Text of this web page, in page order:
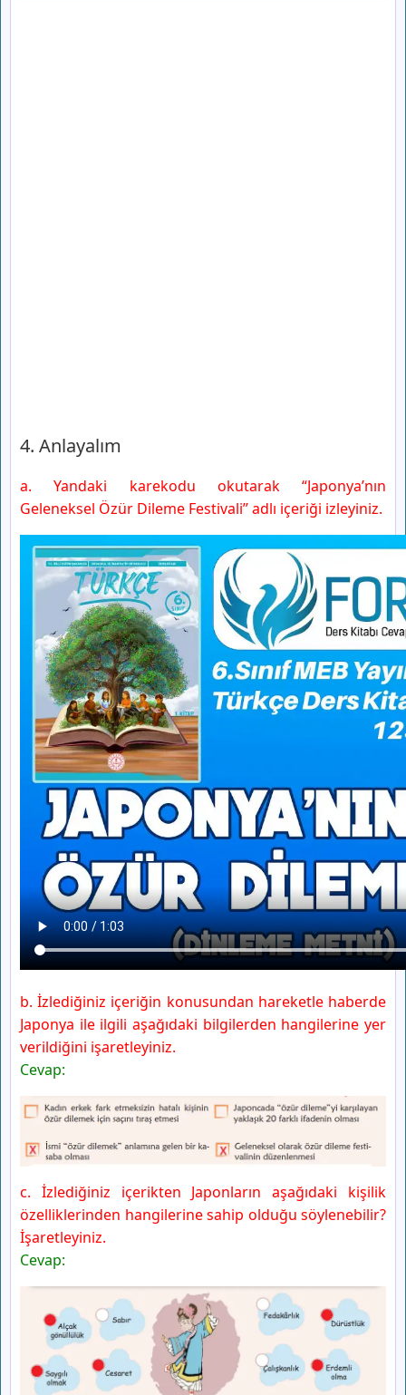
4. Anlayalım
a. Yandaki karekodu okutarak “Japonya’nın
Geleneksel Özür Dileme Festivali” adlı içeriği izleyiniz.
b. İzlediğiniz içeriğin konusundan hareketle haberde
Japonya ile ilgili aşağıdaki bilgilerden hangilerine yer
verildiğini işaretleyiniz.
Cevap:
c. İzlediğiniz içerikten Japonların aşağıdaki kişilik
özelliklerinden hangilerine sahip olduğu söylenebilir?
İşaretleyiniz.
Cevap: